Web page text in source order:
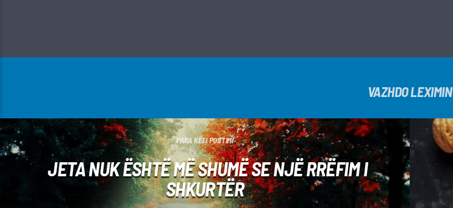
VAZHDO LEXIMIN
PARA KËTI POSTIMI
JETA NUK ËSHTË MË SHUMË SE NJË RRËFIM I
SHKURTËR